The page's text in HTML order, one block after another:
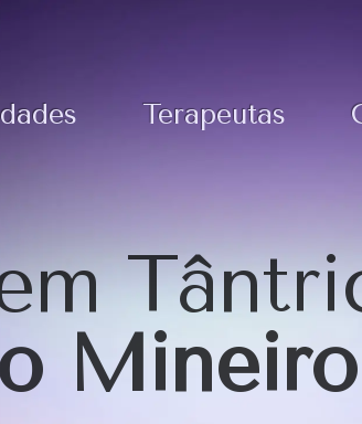
Terapeutas
Mineiro